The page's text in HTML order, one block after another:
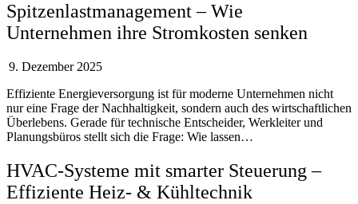
Spitzenlastmanagement – Wie
Unternehmen ihre Stromkosten senken
9. Dezember 2025
Effiziente Energieversorgung ist für moderne Unternehmen nicht
nur eine Frage der Nachhaltigkeit, sondern auch des wirtschaftlichen
Überlebens. Gerade für technische Entscheider, Werkleiter und
Planungsbüros stellt sich die Frage: Wie lassen…
HVAC-Systeme mit smarter Steuerung –
Effiziente Heiz- & Kühltechnik